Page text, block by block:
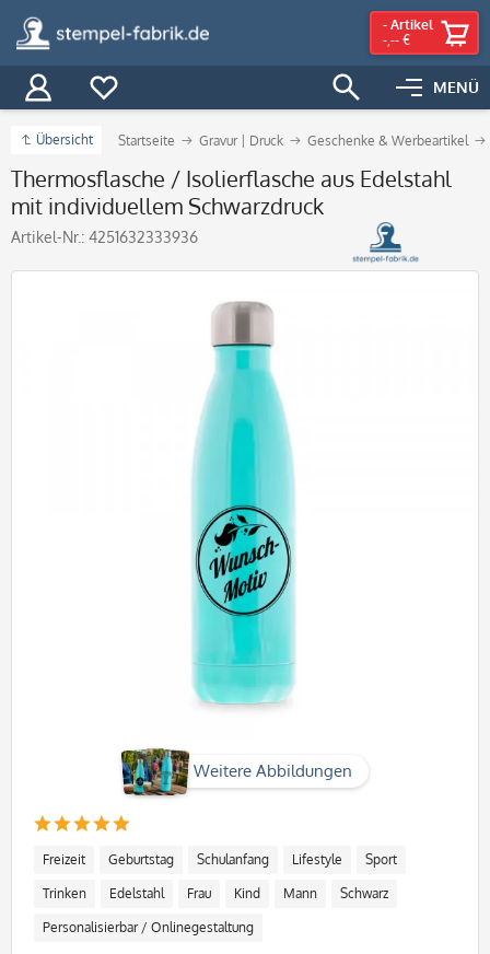
MENÜ
- Artikel
-,-- €
Übersicht Startseite Gravur | Druck Geschenke & Werbeartikel
Thermosflasche / Isolierflasche aus Edelstahl
mit individuellem Schwarzdruck
Artikel-Nr.: 4251632333936
Weitere Abbildungen
Freizeit Geburtstag Schulanfang Lifestyle Sport
Trinken Edelstahl Frau Kind Mann Schwarz
Personalisierbar / Onlinegestaltung